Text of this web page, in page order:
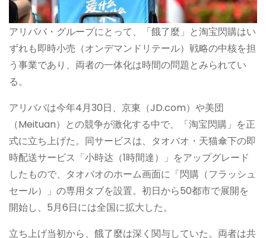
アリババ・グループにとって、「餓了麼」と淘宝閃購はい
ずれも即時小売（オンデマンドリテール）戦略の中核を担
う事業であり、両者の一体化は時間の問題とみられてい
る。
アリババは今年4月30日、京東（JD.com）や美団
（Meituan）との競争が激化する中で、「淘宝閃購」を正
式に立ち上げた。同サービスは、タオバオ・天猫傘下の即
時配送サービス「小時达（1時間達）」をアップグレード
したもので、タオバオのホーム画面に「閃購（フラッシュ
セール）」の専用タブを設置。初日から50都市で展開を
開始し、5月6日には全国に拡大した。
立ち上げ当初から、餓了麼は深く関与していた。両者は共